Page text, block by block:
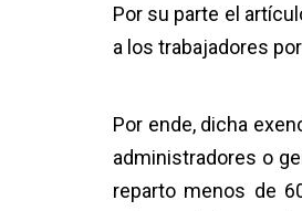
Por su parte el
a los trabajadores
Por ende, dicha
administradores o
reparto menos de